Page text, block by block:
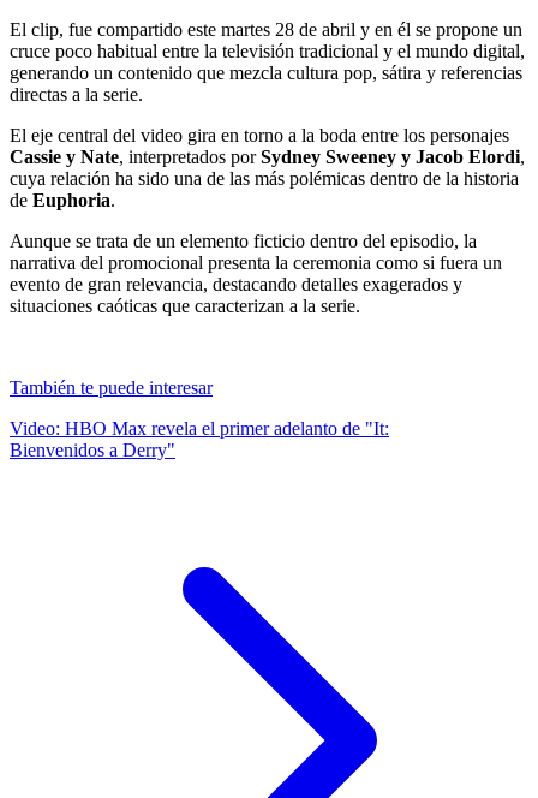
El clip, fue compartido este martes 28 de abril y en él se propone un
cruce poco habitual entre la televisión tradicional y el mundo digital,
generando un contenido que mezcla cultura pop, sátira y referencias
directas a la serie.
El eje central del video gira en torno a la boda entre los personajes
Cassie y Nate, interpretados porSydney Sweeney y Jacob Elordi,
cuya relación ha sido una de las más polémicas dentro de la historia
de Euphoria.
Aunque se trata de un elemento ficticio dentro del episodio, la
narrativa del promocional presenta la ceremonia como si fuera un
evento de gran relevancia, destacando detalles exagerados y
situaciones caóticas que caracterizan a la serie.
También te puede interesar
Video: HBO Max revela el primer adelanto de "It:
Bienvenidos a Derry"